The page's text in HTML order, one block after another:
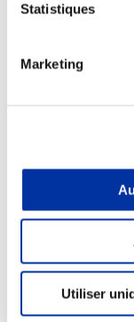
Statistiques
Marketing
Utiliser
Juste
Sources